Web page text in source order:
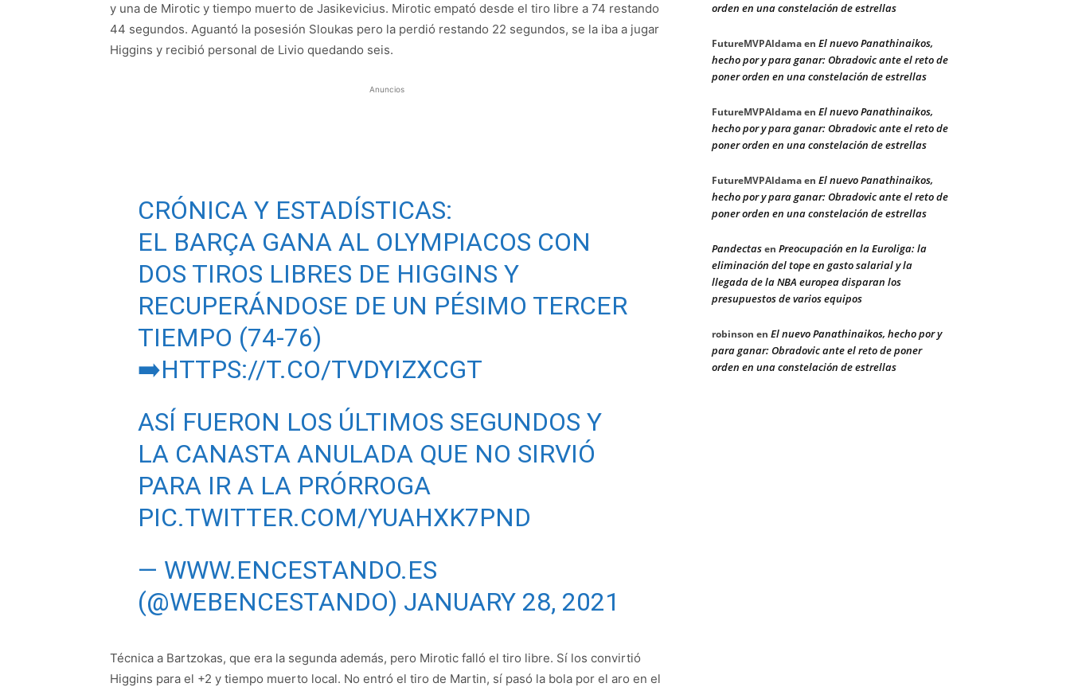
y una de Mirotic y tiempo muerto de Jasikevicius. Mirotic empató desde el tiro libre a 74 restando
44 segundos. Aguantó la posesión Sloukas pero la perdió restando 22 segundos, se la iba a jugar
Higgins y recibió personal de Livio quedando seis.
Anuncios
CRÓNICA Y ESTADÍSTICAS:
EL BARÇA GANA AL OLYMPIACOS CON
DOS TIROS LIBRES DE HIGGINS Y
RECUPERÁNDOSE DE UN PÉSIMO TERCER
TIEMPO (74-76)
➡️HTTPS://T.CO/TVDYIZXCGT
ASÍ FUERON LOS ÚLTIMOS SEGUNDOS Y
LA CANASTA ANULADA QUE NO SIRVIÓ
PARA IR A LA PRÓRROGA
PIC.TWITTER.COM/YUAHXK7PND
— WWW.ENCESTANDO.ES
(@WEBENCESTANDO) JANUARY 28, 2021
Técnica a Bartzokas, que era la segunda además, pero Mirotic falló el tiro libre. Sí los convirtió
Higgins para el +2 y tiempo muerto local. No entró el tiro de Martin, sí pasó la bola por el aro en el
orden en una constelación de estrellas
FutureMVPAldamaen El nuevo Panathinaikos,
hecho por y para ganar: Obradovic ante el reto de
poner orden en una constelación de estrellas
FutureMVPAldamaen El nuevo Panathinaikos,
hecho por y para ganar: Obradovic ante el reto de
poner orden en una constelación de estrellas
FutureMVPAldamaen El nuevo Panathinaikos,
hecho por y para ganar: Obradovic ante el reto de
poner orden en una constelación de estrellas
Pandectasen Preocupación en la Euroliga: la
eliminación del tope en gasto salarial y la
llegada de la NBA europea disparan los
presupuestos de varios equipos
robinson en El nuevo Panathinaikos, hecho por y
para ganar: Obradovic ante el reto de poner
orden en una constelación de estrellas